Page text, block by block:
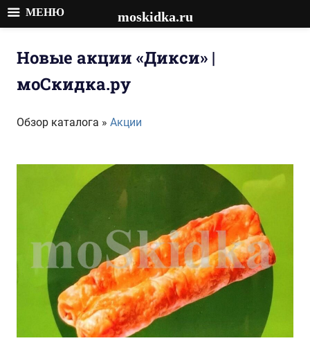
Новые акции «Дикси» |
моСкидка.ру
Обзор каталога » Акции
МЕНЮ moskidka.ru